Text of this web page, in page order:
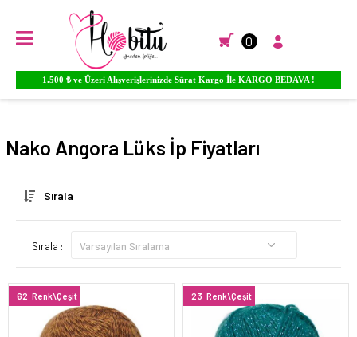
0
Ürünlere YORUM Yapın Para PUAN Kazanmaya Başlayın...
Anasayfa EL ÖRGÜ İPLİKLERİ Nako Angora Lüks
Nako Angora Lüks İp Fiyatları
Sırala
Sırala :
62 Renk\Çeşit 23 Renk\Çeşit